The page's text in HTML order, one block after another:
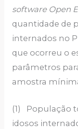
software Open
quantidade de
internados no
que ocorreu o
parâmetros
amostra
(1) População
idosos